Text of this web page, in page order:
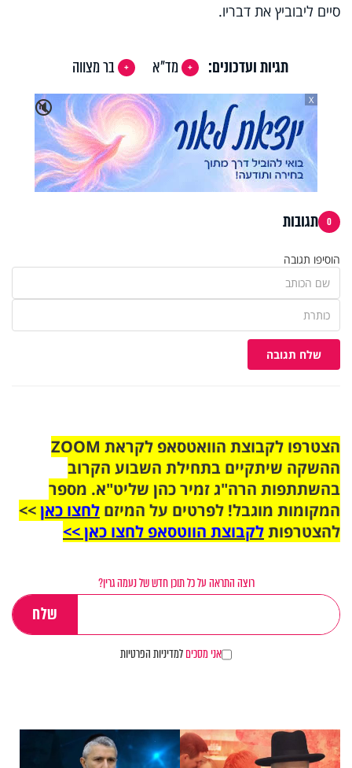
סיים ליבוביץ את דבריו.
תגיות ועדכונים: מד"א
בר מצווה
🔇
X
0 תגובות
הוסיפו תגובה
שלח תגובה
הצטרפו לקבוצת הוואטסאפ לקראת ZOOM
ההשקה שיתקיים בתחילת השבוע הקרוב
בהשתתפות הרה"ג זמיר כהן שליט"א. מספר
המקומות מוגבל! לפרטים על המיזם לחצו כאן>>
להצטרפותלקבוצת הווטסאפ לחצו כאן >>
רוצה התראה על כל תוכן חדש של נעמה גרין?
אני מסכיםלמדיניות הפרטיות